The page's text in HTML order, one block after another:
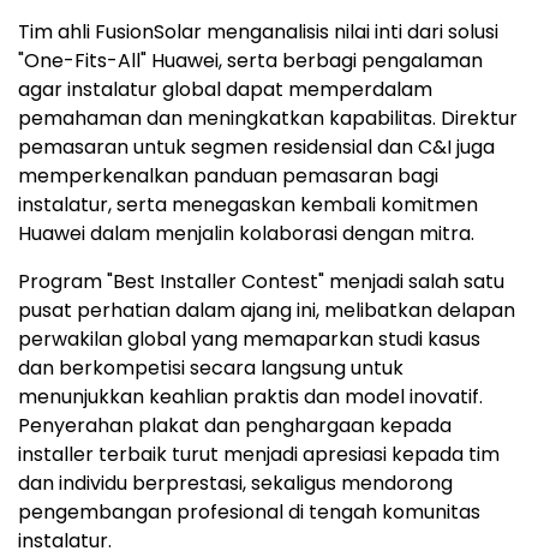
Tim ahli FusionSolar menganalisis nilai inti dari solusi
"One-Fits-All" Huawei, serta berbagi pengalaman
agar instalatur global dapat memperdalam
pemahaman dan meningkatkan kapabilitas. Direktur
pemasaran untuk segmen residensial dan C&I juga
memperkenalkan panduan pemasaran bagi
instalatur, serta menegaskan kembali komitmen
Huawei dalam menjalin kolaborasi dengan mitra.
Program "Best Installer Contest" menjadi salah satu
pusat perhatian dalam ajang ini, melibatkan delapan
perwakilan global yang memaparkan studi kasus
dan berkompetisi secara langsung untuk
menunjukkan keahlian praktis dan model inovatif.
Penyerahan plakat dan penghargaan kepada
installer terbaik turut menjadi apresiasi kepada tim
dan individu berprestasi, sekaligus mendorong
pengembangan profesional di tengah komunitas
instalatur.